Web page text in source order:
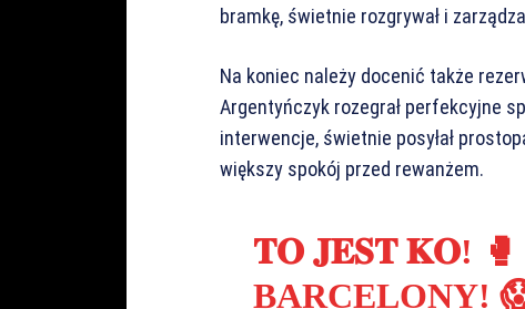
bramkę, świetnie rozgrywał i
Na koniec należy docenić także
Argentyńczyk rozegrał perfekcyjne
interwencje, świetnie posyłał
większy spokój przed rewanżem.
𝐓𝐎 𝐉𝐄𝐒𝐓 𝐊𝐎! 🥊
BARCELONY!